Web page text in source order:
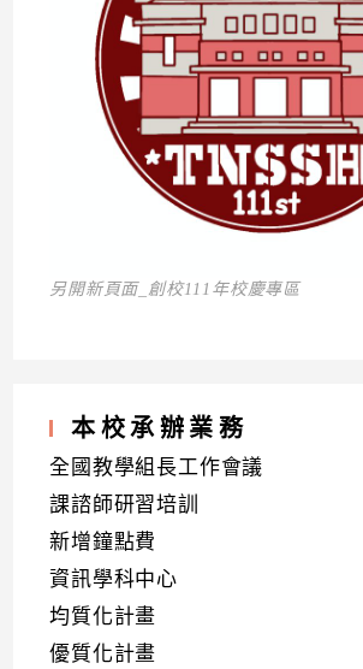
另開新頁面_創校111年校慶專區
本校承辦業務
全國教學組長工作會議
課諮師研習培訓
新增鐘點費
資訊學科中心
均質化計畫
優質化計畫